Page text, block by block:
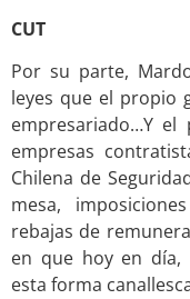
CUT
Por su parte,
leyes que el propio
empresariado…Y
empresas
Chilena de
mesa,
rebajas de
en que hoy en día,
esta forma